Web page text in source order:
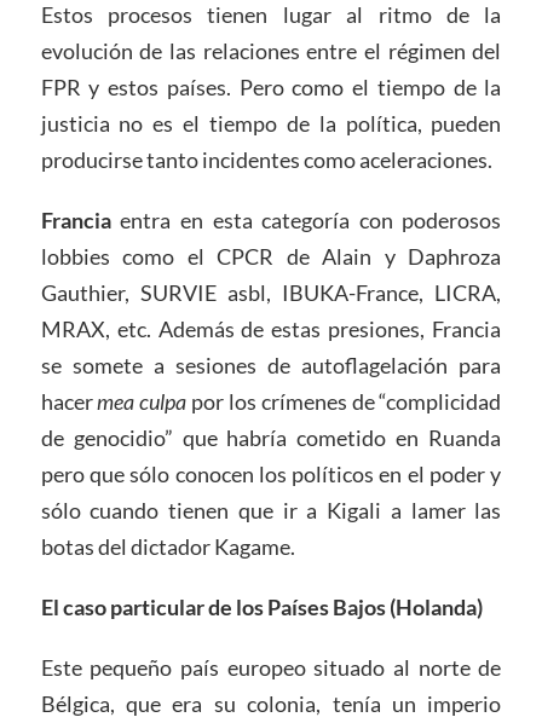
Estos procesos tienen lugar al ritmo de la
evolución de las relaciones entre el régimen del
FPR y estos países. Pero como el tiempo de la
justicia no es el tiempo de la política, pueden
producirse tanto incidentes como aceleraciones.
Franciaentra en esta categoría con poderosos
lobbies como el CPCR de Alain y Daphroza
Gauthier, SURVIE asbl, IBUKA-France, LICRA,
MRAX, etc. Además de estas presiones, Francia
se somete a sesiones de autoflagelación para
hacermea culpa por los crímenes de “complicidad
de genocidio” que habría cometido en Ruanda
pero que sólo conocen los políticos en el poder y
sólo cuando tienen que ir a Kigali a lamer las
botas del dictador Kagame.
El caso particular de los Países Bajos (Holanda)
Este pequeño país europeo situado al norte de
Bélgica, que era su colonia, tenía un imperio